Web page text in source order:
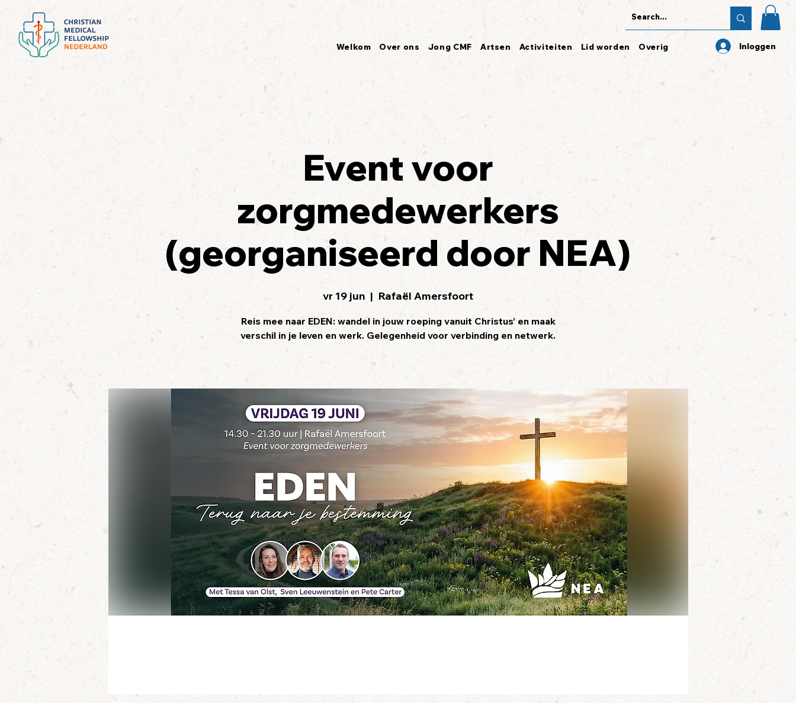
Welkom Over ons Jong CMF Artsen Activiteiten Lid worden Overig Inloggen
Event voor
zorgmedewerkers
(georganiseerd door NEA)
vr 19 jun
  |
Rafaël Amersfoort
Reis mee naar EDEN: wandel in jouw roeping vanuit Christus’ en maak
verschil in je leven en werk. Gelegenheid voor verbinding en netwerk.